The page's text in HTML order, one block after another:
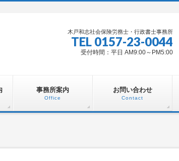
木戸和志社会保険労務士・行政書士事務所
TEL 0157-23-0044
受付時間：平日 AM9:00～PM5:00
事務所案内
Office
お問い合わせ
Contact